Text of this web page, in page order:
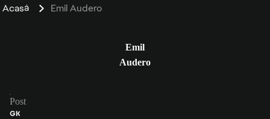
Acasă Emil Audero
Emil
Audero
Post
GK